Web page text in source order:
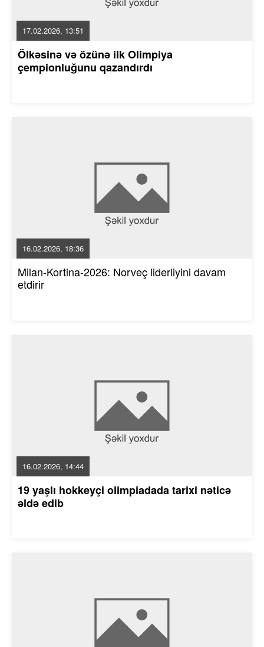
17.02.2026, 13:51
Ölkəsinə və özünə ilk Olimpiya
çempionluğunu qazandırdı
16.02.2026, 18:36
Milan-Kortina-2026: Norveç liderliyini davam
etdirir
16.02.2026, 14:44
19 yaşlı hokkeyçi olimpiadada tarixi nəticə
əldə edib